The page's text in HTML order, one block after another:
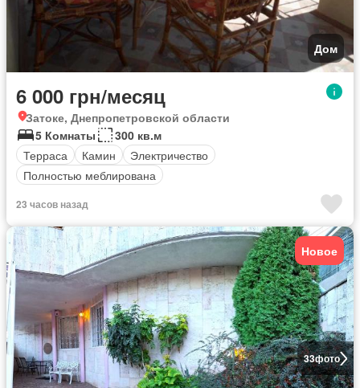
Дом
6 000 грн/месяц
Затоке, Днепропетровской области
5 Комнаты
300 кв.м
Терраса
Камин
Электричество
Полностью меблирована
23 часов назад
33фото
Новое